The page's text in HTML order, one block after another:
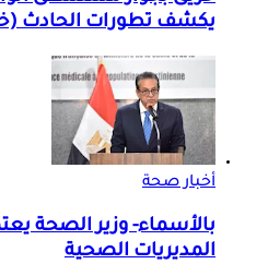
يكشف تطورات الحادث
أخبار صحة
بالأسماء- وزير الصحة
المديريات الصحية